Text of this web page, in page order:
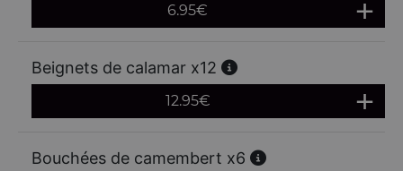
6.95€
Beignets de calamar x12
12.95€
Bouchées de camembert x6